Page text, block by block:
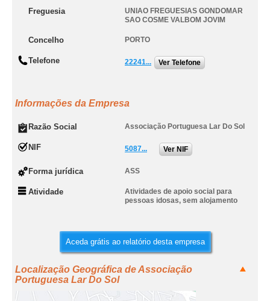
Freguesia
UNIAO FREGUESIAS GONDOMAR
SAO COSME VALBOM JOVIM
Concelho PORTO
Telefone 22241... Ver Telefone
Informações da Empresa
Razão Social Associação Portuguesa Lar Do Sol
NIF 5087... Ver NIF
Forma jurídica ASS
Atividade
Atividades de apoio social para
pessoas idosas, sem alojamento
Aceda grátis ao relatório desta empresa
Localização Geográfica de Associação
Portuguesa Lar Do Sol